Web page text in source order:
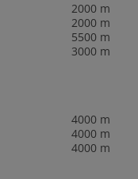
2000 m
2000 m
5500 m
3000 m
4000 m
4000 m
4000 m